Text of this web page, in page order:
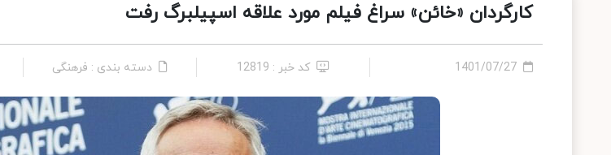
کارگردان «خائن» سراغ فیلم مورد علاقه اسپیلبرگ رفت
1401/07/27 کد خبر : 12819 دسته بندی : فرهنگی